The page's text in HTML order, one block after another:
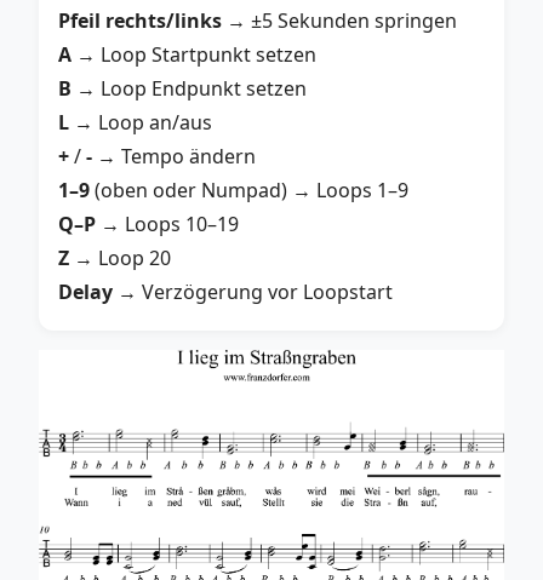
Pfeil rechts/links → ±5 Sekunden springen
A → Loop Startpunkt setzen
B → Loop Endpunkt setzen
L → Loop an/aus
+/- → Tempo ändern
1–9(oben oder Numpad) → Loops 1–9
Q–P → Loops 10–19
Z → Loop 20
Delay → Verzögerung vor Loopstart